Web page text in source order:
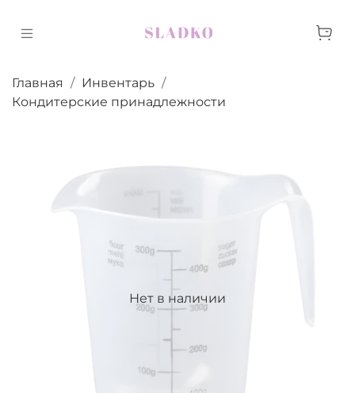
Главная
Инвентарь
Кондитерские принадлежности
Нет в наличии